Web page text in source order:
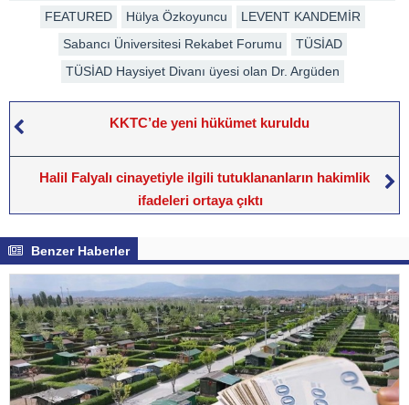
FEATURED
Hülya Özkoyuncu
LEVENT KANDEMİR
Sabancı Üniversitesi Rekabet Forumu
TÜSİAD
TÜSİAD Haysiyet Divanı üyesi olan Dr. Argüden
KKTC’de yeni hükümet kuruldu
Halil Falyalı cinayetiyle ilgili tutuklananların hakimlik
ifadeleri ortaya çıktı
Benzer Haberler